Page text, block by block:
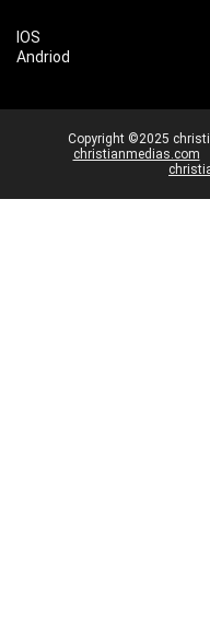
IOS
Andriod
Copyright ©2025
christianmedias.com